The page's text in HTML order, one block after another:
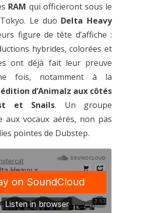
RAM qui officieront sous le
Le duo Delta Heavy
figure de tête d’affiche :
hybrides, colorées et
ont déjà fait leur preuve
fois, notamment à la
d’Animalz aux côtés
et Snails. Un groupe
aux vocaux aérés, non pas
pointes de Dubstep.